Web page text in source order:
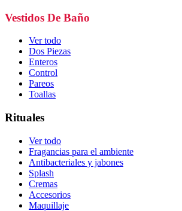
Vestidos De Baño
Ver todo
Dos Piezas
Enteros
Control
Pareos
Toallas
Rituales
Ver todo
Fragancias para el ambiente
Antibacteriales y jabones
Splash
Cremas
Accesorios
Maquillaje